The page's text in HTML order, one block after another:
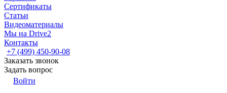
Сертификаты
Статьи
Видеоматериалы
Мы на Drive2
Контакты
+7 (499) 450-90-08
Заказать звонок
Задать вопрос
Войти